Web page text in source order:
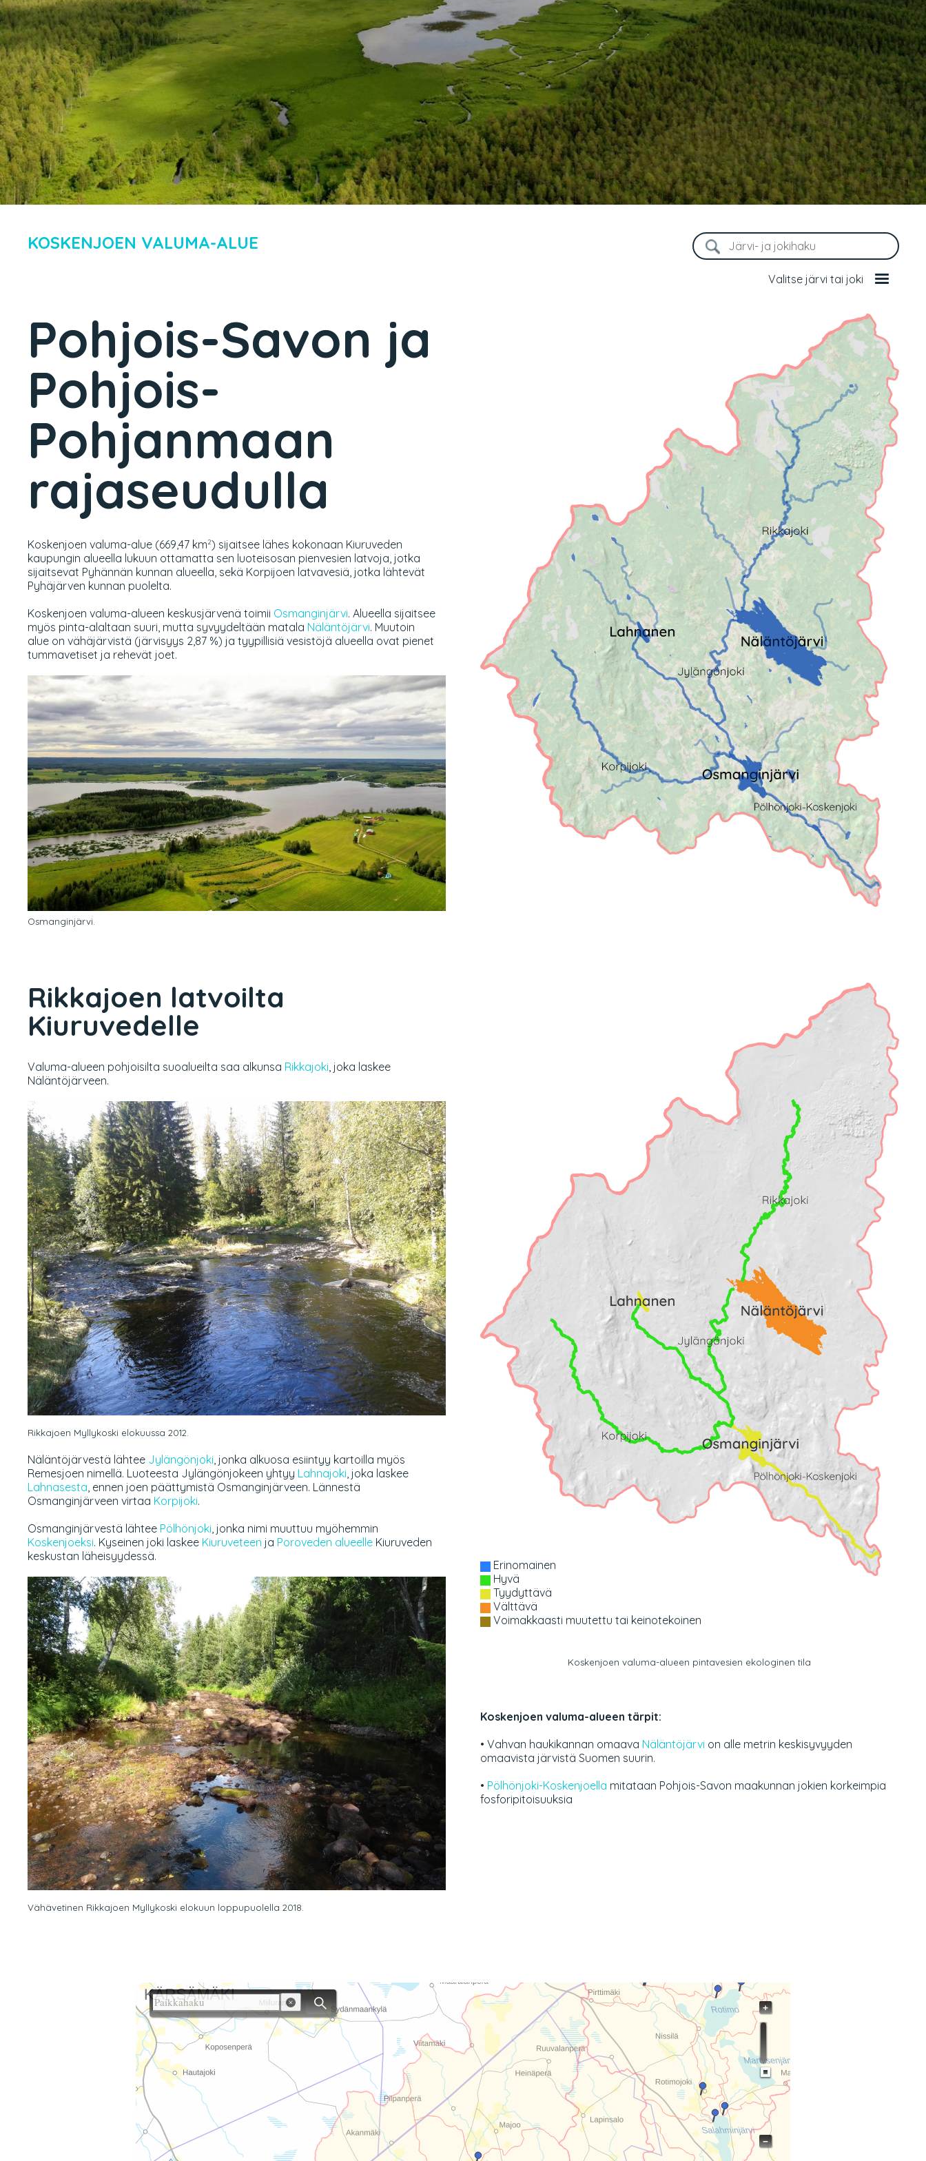
KOSKENJOEN VALUMA-ALUE
Valitse järvi tai joki
Pohjois-Savon ja
Pohjois-
Pohjanmaan
rajaseudulla
Koskenjoen valuma-alue (669,47 km2) sijaitsee lähes kokonaan Kiuruveden
kaupungin alueella lukuun ottamatta sen luoteisosan pienvesien latvoja, jotka
sijaitsevat Pyhännän kunnan alueella, sekä Korpijoen latvavesiä, jotka lähtevät
Pyhäjärven kunnan puolelta.
Koskenjoen valuma-alueen keskusjärvenä toimii Osmanginjärvi. Alueella sijaitsee
myös pinta-alaltaan suuri, mutta syvyydeltään matala Näläntöjärvi. Muutoin
alue on vähäjärvistä (järvisyys 2,87 %) ja tyypillisiä vesistöjä alueella ovat pienet
tummavetiset ja rehevät joet.
Osmanginjärvi.
Rikkajoen latvoilta
Kiuruvedelle
Valuma-alueen pohjoisilta suoalueilta saa alkunsa Rikkajoki, joka laskee
Näläntöjärveen.
Rikkajoen Myllykoski elokuussa 2012.
Näläntöjärvestä lähtee Jylängönjoki , jonka alkuosa esiintyy kartoilla myös
Remesjoen nimellä. Luoteesta Jylängönjokeen yhtyy Lahnajoki , joka laskee
Lahnasesta , ennen joen päättymistä Osmanginjärveen. Lännestä
Osmanginjärveen virtaa Korpijoki.
Osmanginjärvestä lähtee Pölhönjoki , jonka nimi muuttuu myöhemmin
Koskenjoeksi. Kyseinen joki laskee Kiuruveteen ja Poroveden alueelleKiuruveden
keskustan läheisyydessä.
Vähävetinen Rikkajoen Myllykoski elokuun loppupuolella 2018.
Erinomainen
Hyvä
Tyydyttävä
Välttävä
Voimakkaasti muutettu tai keinotekoinen
Koskenjoen valuma-alueen pintavesien ekologinen tila
Koskenjoen valuma-alueen tärpit:
• Vahvan haukikannan omaava Näläntöjärvi on alle metrin keskisyvyyden
omaavista järvistä Suomen suurin.
• Pölhönjoki-Koskenjoella mitataan Pohjois-Savon maakunnan jokien korkeimpia
fosforipitoisuuksia